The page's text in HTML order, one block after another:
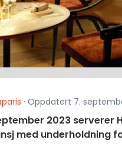
· Oppdatert 7.
2023
med underholdning